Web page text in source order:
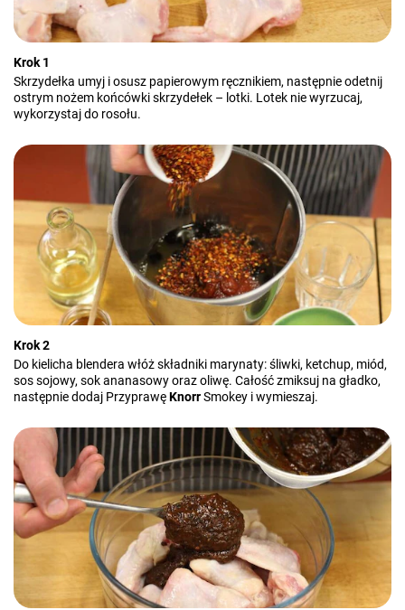
Krok 1
Skrzydełka umyj i osusz papierowym ręcznikiem, następnie odetnij
ostrym nożem końcówki skrzydełek – lotki. Lotek nie wyrzucaj,
wykorzystaj do rosołu.
Krok 2
Do kielicha blendera włóż składniki marynaty: śliwki, ketchup, miód,
sos sojowy, sok ananasowy oraz oliwę. Całość zmiksuj na gładko,
następnie dodaj PrzyprawęKnorrSmokey i wymieszaj.